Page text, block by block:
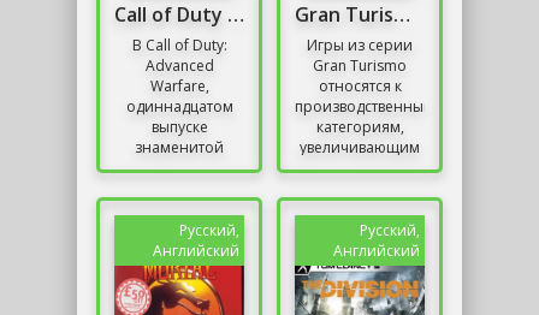
Call of Duty Advanced Warfare
В Call of Duty:
Advanced
Warfare,
одиннадцатом
выпуске
знаменитой
серии,
игрокам
погрузиться в
футуристическую
реальность,...
Gran Turismo 4
Игры из серии
Gran Turismo
относятся к
производственным
категориям,
увеличивающим
продажи
было продано 30
миллионов
копий...
Русский,
Английский
Русский,
Английский